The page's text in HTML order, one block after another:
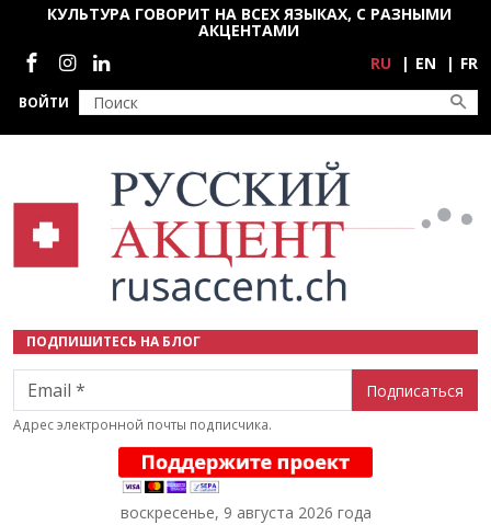
Перейти к основному содержанию
ВОЙТИ
КУЛЬТУРА ГОВОРИТ НА ВСЕХ ЯЗЫКАХ, С РАЗНЫМИ
АКЦЕНТАМИ
Социальные сети
RU EN FR
ПОДПИШИТЕСЬ НА БЛОГ
Email
Адрес электронной почты подписчика.
воскресенье, 9 августа 2026 года